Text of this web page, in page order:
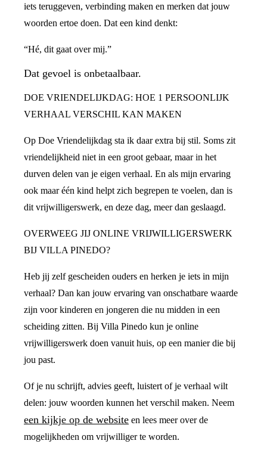
iets teruggeven, verbinding maken en merken dat jouw
woorden ertoe doen. Dat een kind denkt:
“Hé, dit gaat over mij.”
Dat gevoel is onbetaalbaar.
DOE VRIENDELIJKDAG: HOE 1 PERSOONLIJK
VERHAAL VERSCHIL KAN MAKEN
Op Doe Vriendelijkdag sta ik daar extra bij stil. Soms zit
vriendelijkheid niet in een groot gebaar, maar in het
durven delen van je eigen verhaal. En als mijn ervaring
ook maar één kind helpt zich begrepen te voelen, dan is
dit vrijwilligerswerk, en deze dag, meer dan geslaagd.
OVERWEEG JIJ ONLINE VRIJWILLIGERSWERK
BIJ VILLA PINEDO?
Heb jij zelf gescheiden ouders en herken je iets in mijn
verhaal? Dan kan jouw ervaring van onschatbare waarde
zijn voor kinderen en jongeren die nu midden in een
scheiding zitten. Bij Villa Pinedo kun je online
vrijwilligerswerk doen vanuit huis, op een manier die bij
jou past.
Of je nu schrijft, advies geeft, luistert of je verhaal wilt
delen: jouw woorden kunnen het verschil maken. Neem
een kijkje op de website en lees meer over de
mogelijkheden om vrijwilliger te worden.